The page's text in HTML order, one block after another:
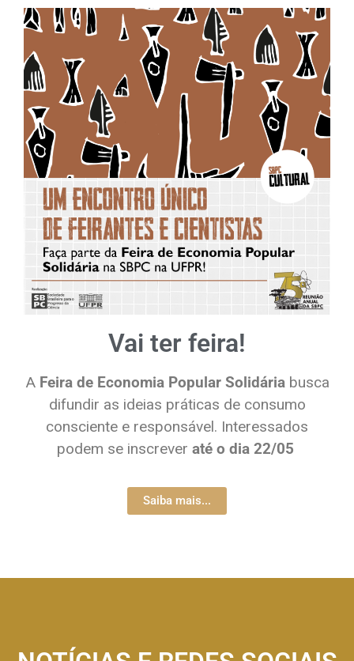
Vai ter feira!
AFeira de Economia Popular Solidáriabusca
difundir as ideias práticas de consumo
consciente e responsável. Interessados
podem se inscrever até o dia 22/05
Saiba mais...